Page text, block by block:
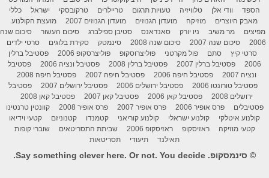
הספד
וודי אלן טלוויזיה טעויות תרגום טריילרים טרקובסקי ישראל
כללי
מאבק היוצרים
מוזיקה מועדון הגנוזים מועדון הגנוזים 2007
מועצת הקולנוע
מפיצים
מר משיב ניו יורק סאנדאנס סטיבן ספילברג סיכום העשור
סיכום שנה
2006
סיכום שנה 2007 סיכום שנה 2008 סינמטק סקירת בלוגים
סרטי ילדים
סרטי קיץ
סתם פול מקרטני פוליצרוסקופ פוליצרסקופ 2006
פסטיבל ברלין
2006
פסטיבל ברלין 2007 פסטיבל ברלין 2008 פסטיבל ונציה 2006
פסטיבל
ונציה 2007
פסטיבל חיפה 2006 פסטיבל חיפה 2007
פסטיבל חיפה 2008
פסטיבל טורונטו 2006
פסטיבל ירושלים 2006 פסטיבל ירושלים 2007
פסטיבל
ירושלים 2008
פסטיבל קאן 2006 פסטיבל קאן 2007
פסטיבל קאן 2008
פסטיבלים
פרס אופיר 2006 פרס אופיר 2007 פרס אופיר 2008
קוונטין טרנטינו
קולנוע איטלקי
קולנוע ישראלי קולנוע קוריאני קטמנדו קטנוניזם
קטעי וידיאו
קטעי מוזיקה
ראזיסקופ ראזיסקופ 2006 שביתת התסריטאים
שוברי קופות
תאילנד
תיעודי תסריטאות
© סינמסקופ. Say something clever here. Or not. You decide.